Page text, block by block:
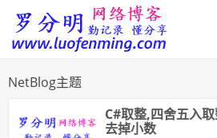
NetBlog主题
C#取整,四舍五入
去掉小数